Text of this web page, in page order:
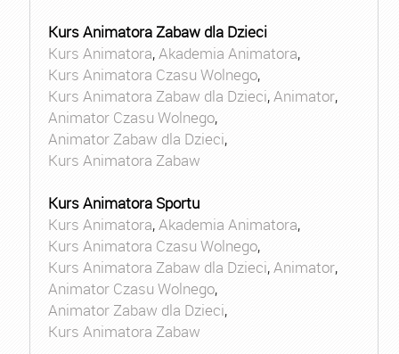
Kurs Animatora Zabaw dla Dzieci
Kurs Animatora,Akademia Animatora,
Kurs Animatora Czasu Wolnego,
Kurs Animatora Zabaw dla Dzieci,Animator,
Animator Czasu Wolnego,
Animator Zabaw dla Dzieci,
Kurs Animatora Zabaw
Kurs Animatora Sportu
Kurs Animatora,Akademia Animatora,
Kurs Animatora Czasu Wolnego,
Kurs Animatora Zabaw dla Dzieci,Animator,
Animator Czasu Wolnego,
Animator Zabaw dla Dzieci,
Kurs Animatora Zabaw